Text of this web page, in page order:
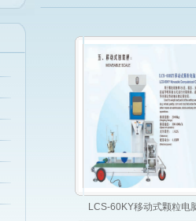
LCS-60KY移动式颗粒电